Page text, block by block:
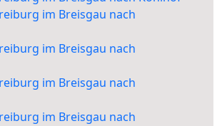
im Breisgau nach
im Breisgau nach
im Breisgau nach
im Breisgau nach